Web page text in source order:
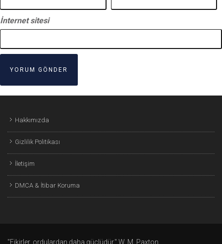
İnternet sitesi
Hakkımızda
Gizlilik Politikası
İletişim
DMCA & İtibar Koruma
"Fikirler, ordulardan daha güçlüdür." W. M. Paxton